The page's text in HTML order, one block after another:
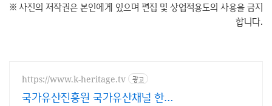
※ 사진의 저작권은 본인에게 있으며 편집 및 상업적용도의 사용을 금지
합니다.
https://www.k-heritage.tv 광고
국가유산진흥원 국가유산채널 한국